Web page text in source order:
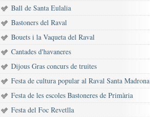
Ball de Santa Eulalia
Bastoners del Raval
Bouets i la Vaqueta del Raval
Cantades d'havaneres
Dijous Gras concurs de truites
Festa de cultura popular al Raval Santa Madrona
Festa de les escoles Bastoneres de Primària
Festa del Foc Revetlla